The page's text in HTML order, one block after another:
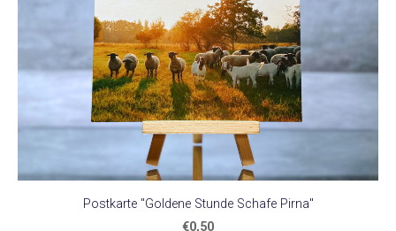
Postkarte "Goldene Stunde Schafe Pirna"
€0,50